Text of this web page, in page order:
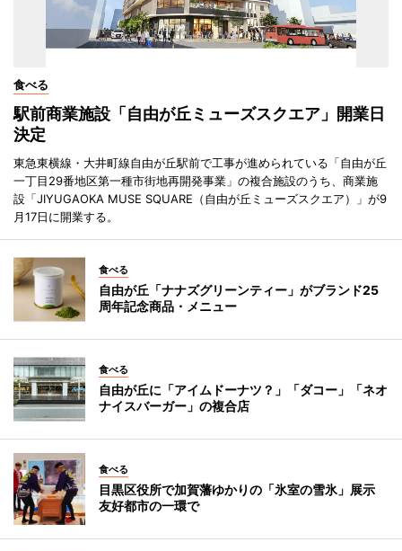
食べる
駅前商業施設「自由が丘ミューズスクエア」開業日
決定
東急東横線・大井町線自由が丘駅前で工事が進められている「自由が丘
一丁目29番地区第一種市街地再開発事業」の複合施設のうち、商業施
設「JIYUGAOKA MUSE SQUARE（自由が丘ミューズスクエア）」が9
月17日に開業する。
食べる
自由が丘「ナナズグリーンティー」がブランド25
周年記念商品・メニュー
食べる
自由が丘に「アイムドーナツ？」「ダコー」「ネオ
ナイスバーガー」の複合店
食べる
目黒区役所で加賀藩ゆかりの「氷室の雪氷」展示
友好都市の一環で